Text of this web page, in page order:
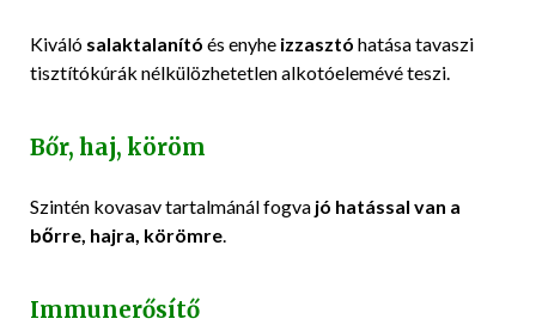
Kiváló salaktalanító és enyhe izzasztó hatása tavaszi
tisztítókúrák nélkülözhetetlen alkotóelemévé teszi.
Bőr, haj, köröm
Szintén kovasav tartalmánál fogva jó hatással van a
bőrre, hajra, körömre
Immunerősítő